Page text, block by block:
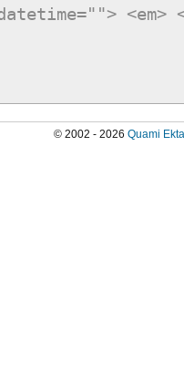
© 2002 - 2026 Quami